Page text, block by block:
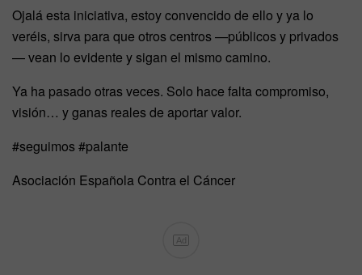
Ojalá esta iniciativa, estoy convencido de ello y ya lo
veréis, sirva para que otros centros —públicos y privados
— vean lo evidente y sigan el mismo camino.
Ya ha pasado otras veces. Solo hace falta compromiso,
visión… y ganas reales de aportar valor.
#seguimos #palante
Asociación Española Contra el Cáncer
Ad